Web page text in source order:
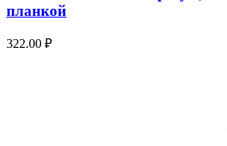
планкой
322.00 ₽